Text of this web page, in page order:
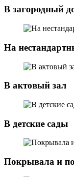
В загородный
На
В актовый зал
В детские сады
Покрывала и